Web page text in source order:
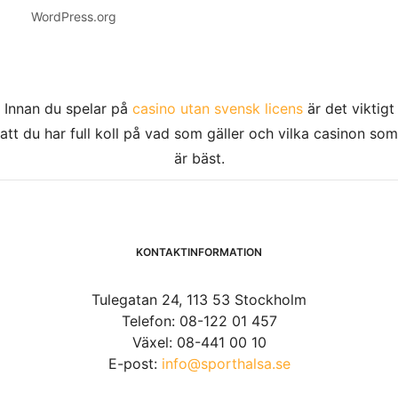
WordPress.org
Innan du spelar på casino utan svensk licensär det viktigt
att du har full koll på vad som gäller och vilka casinon som
är bäst.
KONTAKTINFORMATION
Tulegatan 24, 113 53 Stockholm
Telefon: 08-122 01 457
Växel: 08-441 00 10
E-post: info@sporthalsa.se